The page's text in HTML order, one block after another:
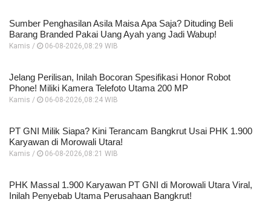
Sumber Penghasilan Asila Maisa Apa Saja? Dituding Beli
Barang Branded Pakai Uang Ayah yang Jadi Wabup!
Kamis / 06-08-2026,08:29 WIB
Jelang Perilisan, Inilah Bocoran Spesifikasi Honor Robot
Phone! Miliki Kamera Telefoto Utama 200 MP
Kamis / 06-08-2026,08:24 WIB
PT GNI Milik Siapa? Kini Terancam Bangkrut Usai PHK 1.900
Karyawan di Morowali Utara!
Kamis / 06-08-2026,08:21 WIB
PHK Massal 1.900 Karyawan PT GNI di Morowali Utara Viral,
Inilah Penyebab Utama Perusahaan Bangkrut!